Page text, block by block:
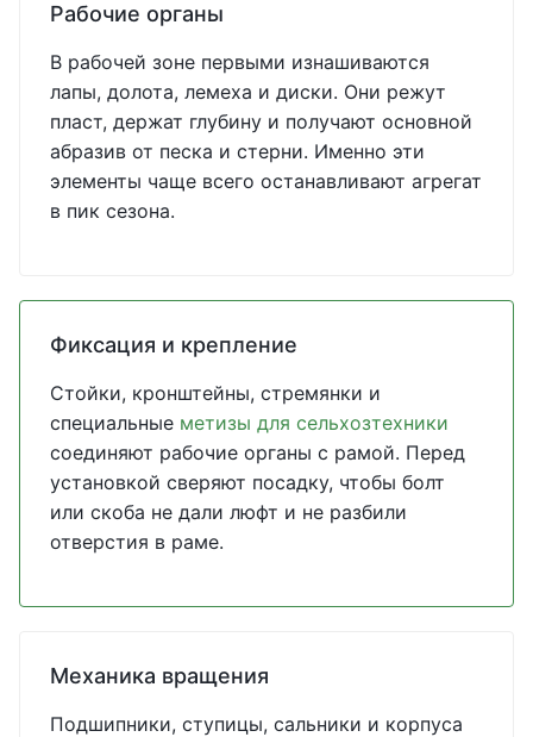
Рабочие органы
В рабочей зоне первыми изнашиваются
лапы, долота, лемеха и диски. Они режут
пласт, держат глубину и получают основной
абразив от песка и стерни. Именно эти
элементы чаще всего останавливают агрегат
в пик сезона.
Фиксация и крепление
Стойки, кронштейны, стремянки и
специальные метизы для сельхозтехники
соединяют рабочие органы с рамой. Перед
установкой сверяют посадку, чтобы болт
или скоба не дали люфт и не разбили
отверстия в раме.
Механика вращения
Подшипники, ступицы, сальники и корпуса